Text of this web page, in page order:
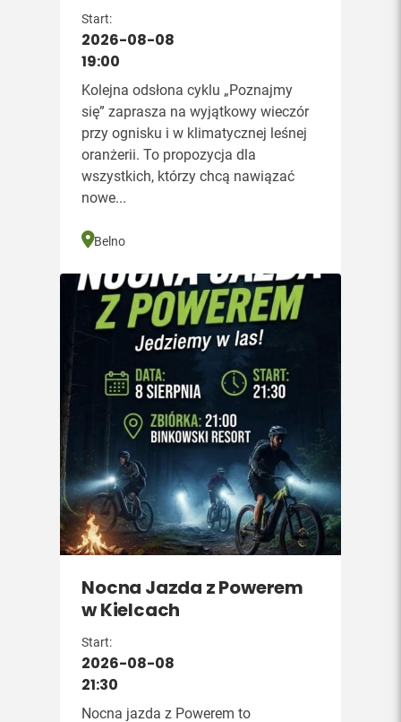
Start:
2026-08-08
19:00
Kolejna odsłona cyklu „Poznajmy
się” zaprasza na wyjątkowy wieczór
przy ognisku i w klimatycznej leśnej
oranżerii. To propozycja dla
wszystkich, którzy chcą nawiązać
nowe...
Belno
Nocna Jazda z Powerem
w Kielcach
Start:
2026-08-08
21:30
Nocna jazda z Powerem to